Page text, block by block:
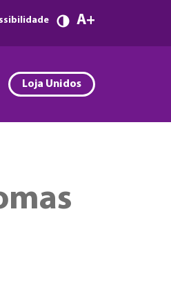
A
Loja Unidos